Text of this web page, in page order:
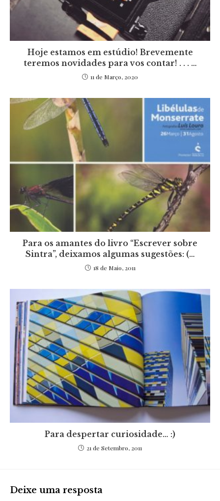
Hoje estamos em estúdio! Brevemente
teremos novidades para vos contar! . . . …
11 de Março, 2020
Para os amantes do livro “Escrever sobre
Sintra”, deixamos algumas sugestões: (…
18 de Maio, 2011
Para despertar curiosidade… :)
21 de Setembro, 2011
Deixe uma resposta